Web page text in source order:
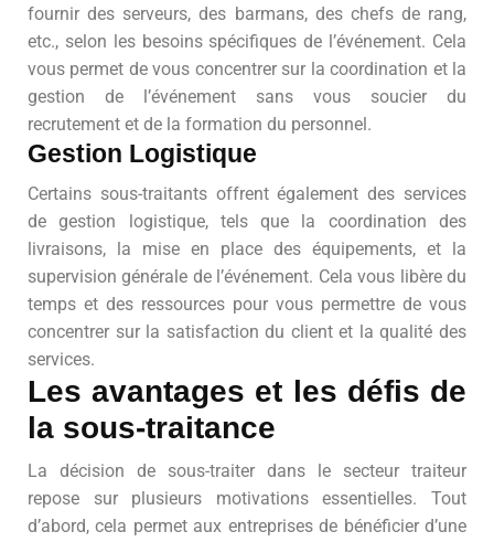
fournir des serveurs, des barmans, des chefs de rang,
etc., selon les besoins spécifiques de l’événement. Cela
vous permet de vous concentrer sur la coordination et la
gestion de l’événement sans vous soucier du
recrutement et de la formation du personnel.
Gestion Logistique
Certains sous-traitants offrent également des services
de gestion logistique, tels que la coordination des
livraisons, la mise en place des équipements, et la
supervision générale de l’événement. Cela vous libère du
temps et des ressources pour vous permettre de vous
concentrer sur la satisfaction du client et la qualité des
services.
Les avantages et les défis de
la sous-traitance
La décision de sous-traiter dans le secteur traiteur
repose sur plusieurs motivations essentielles. Tout
d’abord, cela permet aux entreprises de bénéficier d’une